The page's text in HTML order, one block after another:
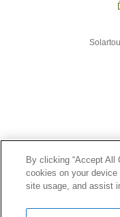
By clicking “Accept All
cookies on your
site usage, and assist